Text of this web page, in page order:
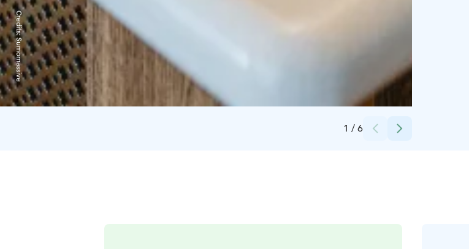
1 / 6
Credits:
Sumomassive